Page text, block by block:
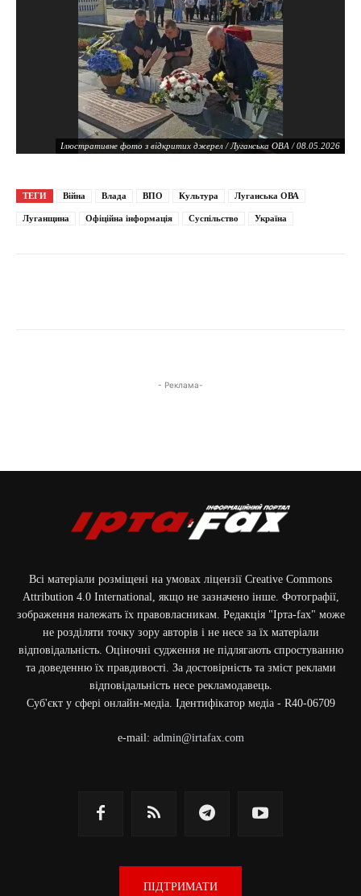
Ілюстративне фото з відкритих джерел / Луганська ОВА / 08.05.2026
ТЕГИ Війна Влада ВПО Культура Луганська ОВА
Луганщина Офіційна інформація Суспільство Україна
- Реклама-
Всі матеріали розміщені на умовах ліцензії Creative Commons
Attribution 4.0 International, якщо не зазначено інше. Фотографії,
зображення належать їх правовласникам. Редакція "Ірта-fax" може
не розділяти точку зору авторів і не несе за їх матеріали
відповідальність. Оціночні судження не підлягають спростуванню
та доведенню їх правдивості. За достовірність та зміст реклами
відповідальність несе рекламодавець.
Cуб'єкт у сфері онлайн-медіа. Ідентифікатор медіа - R40-06709
e-mail: admin@irtafax.com
ПІДТРИМАТИ